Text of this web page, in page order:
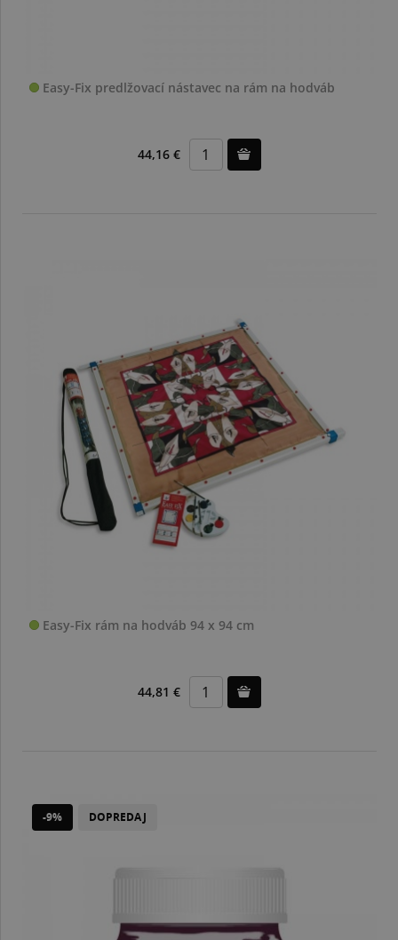
Easy-Fix predlžovací nástavec na rám na hodváb
44,16 €
Easy-Fix rám na hodváb 94 x 94 cm
44,81 €
-9% DOPREDAJ